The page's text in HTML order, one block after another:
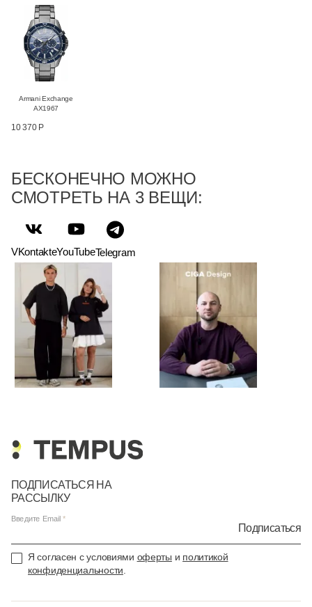
Armani Exchange
AX1967
10 370 Р
БЕСКОНЕЧНО МОЖНО
СМОТРЕТЬ НА 3 ВЕЩИ:
VKontakteYouTubeTelegram
ПОДПИСАТЬСЯ НА
РАССЫЛКУ
Введите Email
Подписаться
Я согласен с условиями оферты и политикой
конфиденциальности